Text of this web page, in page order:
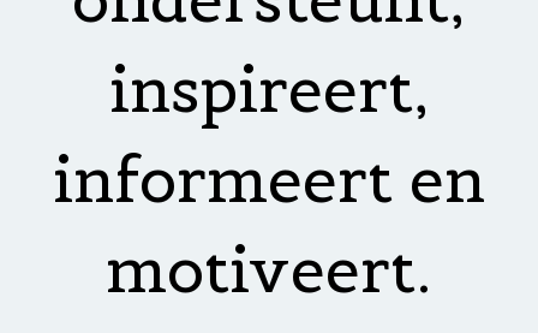
inspireert,
informeert en
motiveert.